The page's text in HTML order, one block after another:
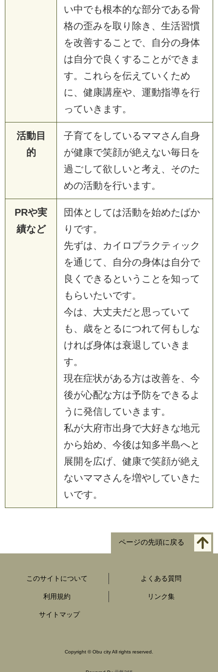
い中でも根本的な部分である骨
格の歪みを取り除き、生活習慣
を改善することで、自分の身体
は自分で良くすることができま
す。これらを伝えていくため
に、健康講座や、運動指導を行
っていきます。
活動目
的
子育てをしているママさん自身
が健康で笑顔が絶えない毎日を
過ごして欲しいと考え、そのた
めの活動を行います。
PRや実
績など
団体としては活動を始めたばか
りです。
先ずは、カイロプラクティック
を通じて、自分の身体は自分で
良くできるということを知って
もらいたいです。
今は、大丈夫だと思っていて
も、歳をとるにつれて何もしな
ければ身体は衰退していきま
す。
現在症状がある方は改善を、今
後が心配な方は予防をできるよ
うに発信していきます。
私が大府市出身で大好きな地元
から始め、今後は知多半島へと
展開を広げ、健康で笑顔が絶え
ないママさんを増やしていきた
いです。
ページの先頭に戻る
このサイトについて よくある質問
利用規約 リンク集
サイトマップ
Copyright ©Obu city All rights reserved.